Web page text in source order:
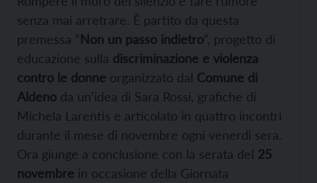
senza mai arretrare. È partito da questa
premessa “Non un passo indietro“, progetto di
educazione sulla discriminazione e violenza
contro le donne organizzato dal Comune di
Aldeno da un’idea di Sara Rossi, grafiche di
Michela Larentis e articolato in quattro incontri
durante il mese di novembre ogni venerdì sera.
Ora giunge a conclusione con la serata del 25
novembre in occasione della Giornata